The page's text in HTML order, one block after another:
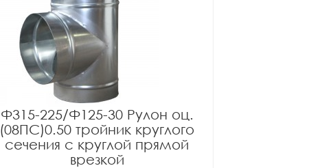
Ф315-225/Ф125-30 Рулон оц.
(08ПС)0.50 тройник круглого
сечения с круглой прямой
врезкой